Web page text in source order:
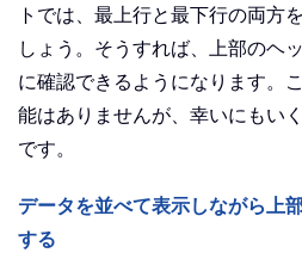
トでは、最上行と最下行の両方
しょう。そうすれば、上部のヘ
に確認できるようになります。
能はありませんが、幸いにもい
です。
データを並べて表示しながら上
する